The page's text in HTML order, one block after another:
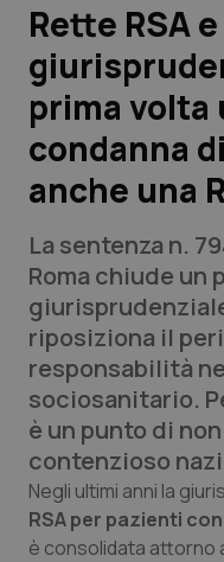
Scienza e Farmaci
Studi e Analisi
Lettere al direttore
QS Pro
Professionisti
Abruzzo
Basilicata
Calabria
QS Pro Gold
Artrite & artrosi
Asma & BPCO
QS Club
Rette RSA
prima volta
condanna
anche una
La sentenza n.
Roma chiude un
riposiziona il
responsabilità
sociosanitario.
è un punto di
contenzioso
Negli ultimi anni la
RSA per pazienti
è consolidata attorno